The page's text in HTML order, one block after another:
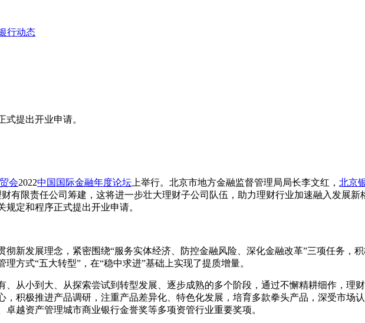
行动态
提出开业申请。
会2022中国国际金融年度论坛 上举行。北京市地方金融监督管理局局长李文红， 北京
有限责任公司筹建，这将进一步壮大理财子公司队伍，助力理财行业加速融入发展
定和程序正式提出开业申请。
新发展理念，紧密围绕“服务实体经济、防控金融风险、深化金融改革”三项任务，
方式“五大转型”，在“稳中求进”基础上实现了提质增量。
从小到大、从探索尝试到转型发展、逐步成熟的多个阶段，通过不懈精耕细作，理
积极推进产品调研，注重产品差异化、特色化发展，培育多款拳头产品，深受市场
越资产管理城市商业银行金誉奖等多项资管行业重要奖项。